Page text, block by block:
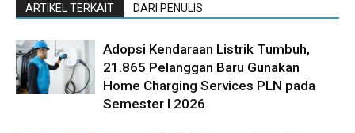
ARTIKEL TERKAIT DARI PENULIS
Adopsi Kendaraan Listrik Tumbuh,
21.865 Pelanggan Baru Gunakan
Home Charging Services PLN pada
Semester I 2026